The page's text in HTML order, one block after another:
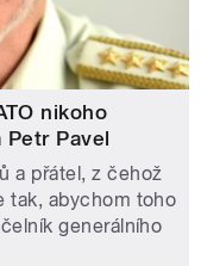
nikoho
Pavel
a přátel, z čehož
tak, abychom toho
generálního